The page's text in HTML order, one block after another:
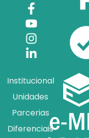
Institucional
Unidades
Parcerias
Diferenciais